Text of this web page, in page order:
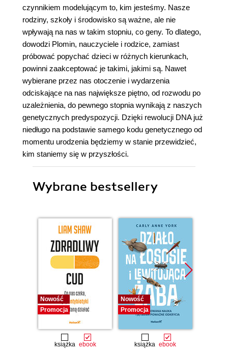
czynnikiem modelującym to, kim jesteśmy. Nasze
rodziny, szkoły i środowisko są ważne, ale nie
wpływają na nas w takim stopniu, co geny. To dlatego,
dowodzi Plomin, nauczyciele i rodzice, zamiast
próbować popychać dzieci w różnych kierunkach,
powinni zaakceptować je takimi, jakimi są. Nawet
wybierane przez nas otoczenie i wydarzenia
odciskające na nas największe piętno, od rozwodu po
uzależnienia, do pewnego stopnia wynikają z naszych
genetycznych predyspozycji. Dzięki rewolucji DNA już
niedługo na podstawie samego kodu genetycznego od
momentu urodzenia będziemy w stanie przewidzieć,
kim staniemy się w przyszłości.
Wybrane bestsellery
Nowość
Promocja
książka ebook
Nowość
Promocja
książka ebook